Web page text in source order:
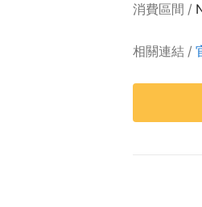
消費區間
相關連結